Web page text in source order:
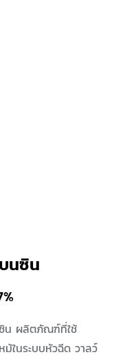
นซิน
ซิน ผลิตภัณฑ์ที่ใช้
ม้ในระบบหัวฉีด วาลว์